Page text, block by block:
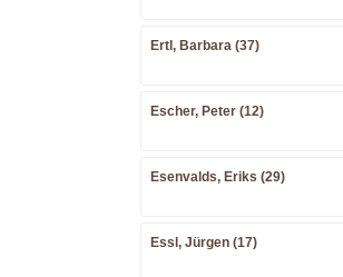
Ertl, Barbara (37)
Escher, Peter (12)
Esenvalds, Eriks (29)
Essl, Jürgen (17)